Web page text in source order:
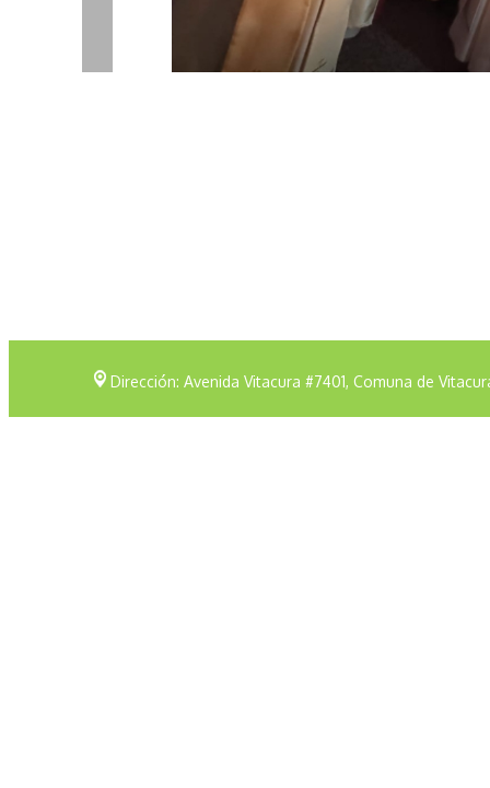
Dirección: Avenida Vitacura #7401, Comuna de